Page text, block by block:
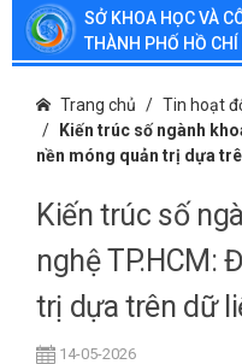
SỞ KHOA HỌC VÀ
THÀNH PHỐ HỒ CHÍ
Trang chủ
Tin hoạt
Kiến trúc số ngành
nền móng quản trị dựa
Kiến trúc số
nghệ TP.HCM:
trị dựa trên dữ
14-05-2026